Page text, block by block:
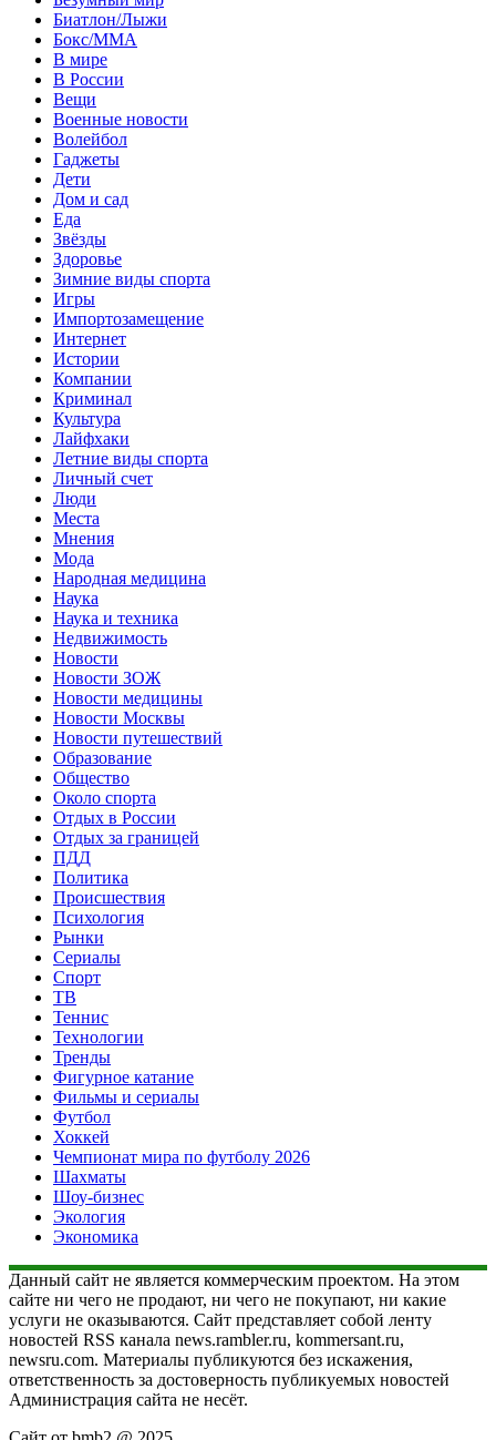
Биатлон/Лыжи
Бокс/MMA
В мире
В России
Вещи
Военные новости
Волейбол
Гаджеты
Дети
Дом и сад
Еда
Звёзды
Здоровье
Зимние виды спорта
Игры
Импортозамещение
Интернет
Истории
Компании
Криминал
Культура
Лайфхаки
Летние виды спорта
Личный счет
Люди
Места
Мнения
Мода
Народная медицина
Наука
Наука и техника
Недвижимость
Новости
Новости ЗОЖ
Новости медицины
Новости Москвы
Новости путешествий
Образование
Общество
Около спорта
Отдых в России
Отдых за границей
ПДД
Политика
Происшествия
Психология
Рынки
Сериалы
Спорт
ТВ
Теннис
Технологии
Тренды
Фигурное катание
Фильмы и сериалы
Футбол
Хоккей
Чемпионат мира по футболу 2026
Шахматы
Шоу-бизнес
Экология
Экономика
Данный сайт не является коммерческим проектом. На этом
сайте ни чего не продают, ни чего не покупают, ни какие
услуги не оказываются. Сайт представляет собой ленту
новостей RSS канала news.rambler.ru, kommersant.ru,
newsru.com. Материалы публикуются без искажения,
ответственность за достоверность публикуемых новостей
Администрация сайта не несёт.